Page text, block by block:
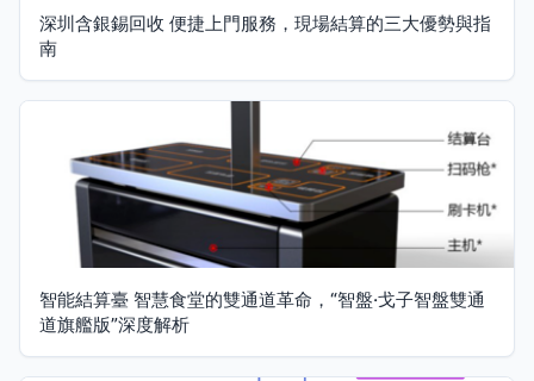
深圳含銀錫回收 便捷上門服務，現場結算的三大優勢與指
南
智能結算臺 智慧食堂的雙通道革命，“智盤·戈子智盤雙通
道旗艦版”深度解析